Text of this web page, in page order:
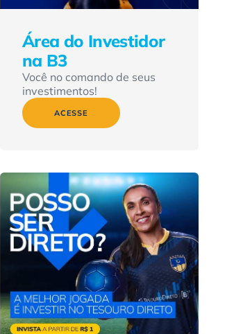
Área do Investidor
na B3
Você no comando de seus
investimentos!
ACESSE